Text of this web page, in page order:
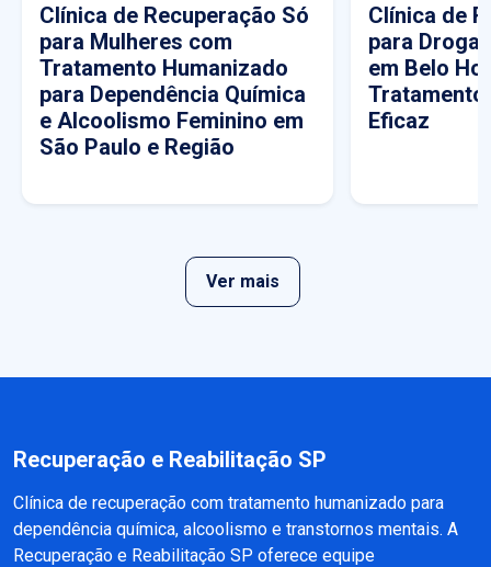
Clínica de Recuperação Só
para Mulheres com
Tratamento Humanizado
para Dependência Química
e Alcoolismo Feminino em
São Paulo e Região
Clínica de
para
em Belo
Tratamento
Eficaz
Ver mais
Recuperação e Reabilitação SP
Clínica de recuperação com tratamento humanizado para
dependência química, alcoolismo e transtornos mentais. A
Recuperação e Reabilitação SP oferece equipe